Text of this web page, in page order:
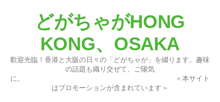
どがちゃがHONG
KONG、OSAKA
歡迎光臨！香港と大阪の日々の「どがちゃが」を綴ります。趣味
の話題も織り交ぜて、ご陽気
に。 ＜本サイト
はプロモーションが含まれています＞